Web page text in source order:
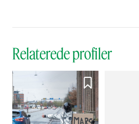
Relaterede profiler
